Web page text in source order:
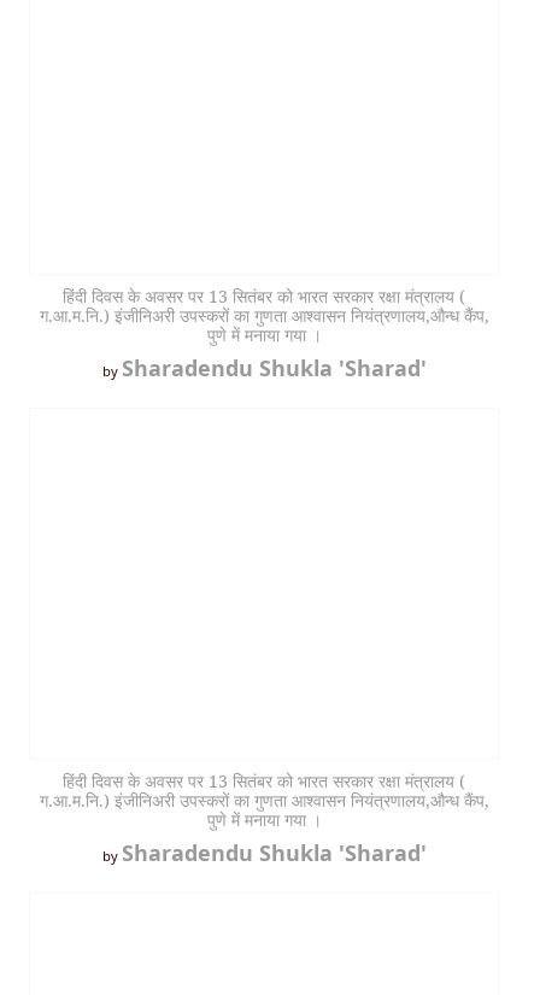
हिंदी दिवस के अवसर पर 13 सितंबर को भारत सरकार रक्षा मंत्रालय (
ग.आ.म.नि.) इंजीनिअरी उपस्करों का गुणता आश्वासन नियंत्रणालय,औन्ध कैंप,
पुणे में मनाया गया ।
by Sharadendu Shukla 'Sharad'
हिंदी दिवस के अवसर पर 13 सितंबर को भारत सरकार रक्षा मंत्रालय (
ग.आ.म.नि.) इंजीनिअरी उपस्करों का गुणता आश्वासन नियंत्रणालय,औन्ध कैंप,
पुणे में मनाया गया ।
by Sharadendu Shukla 'Sharad'